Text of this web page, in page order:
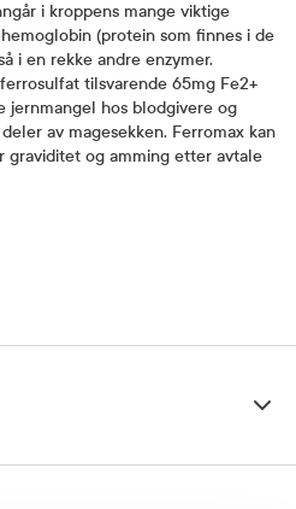
i kroppens mange viktige
(protein som finnes i de
i en rekke andre enzymer.
tilsvarende 65mg Fe2+
jernmangel hos blodgivere og
av magesekken. Ferromax kan
graviditet og amming etter avtale